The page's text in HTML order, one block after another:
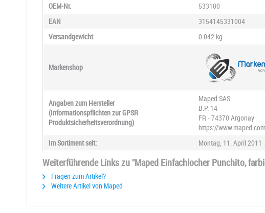
OEM-Nr.
533100
EAN
3154145331004
Versandgewicht
0.042 kg
Markenshop
Angaben zum Hersteller
(Informationspflichten zur GPSR
Produktsicherheitsverordnung)
Maped SAS
B.P. 14
FR - 74370 Argonay
https://www.maped.com
Im Sortiment seit:
Montag, 11. April 2011
Weiterführende Links zu "Maped Einfachlocher Punchito,
Fragen zum Artikel?
Weitere Artikel von Maped